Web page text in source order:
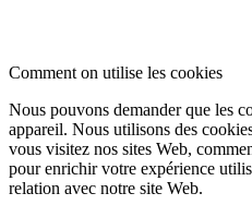
Comment on utilise les cookies
Nous pouvons demander que les
appareil. Nous utilisons des
vous visitez nos sites Web,
pour enrichir votre expérience
relation avec notre site Web.